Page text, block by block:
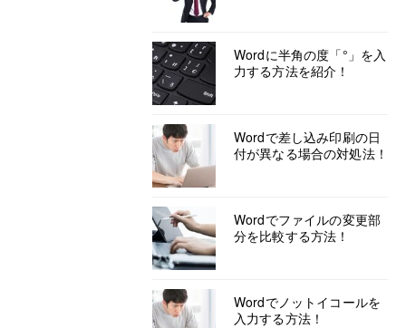
Wordに半角の度「°」を入
力する方法を紹介！
Wordで差し込み印刷の日
付が異なる場合の対処法！
Wordでファイルの変更部
分を比較する方法！
Wordでノットイコールを
入力する方法！